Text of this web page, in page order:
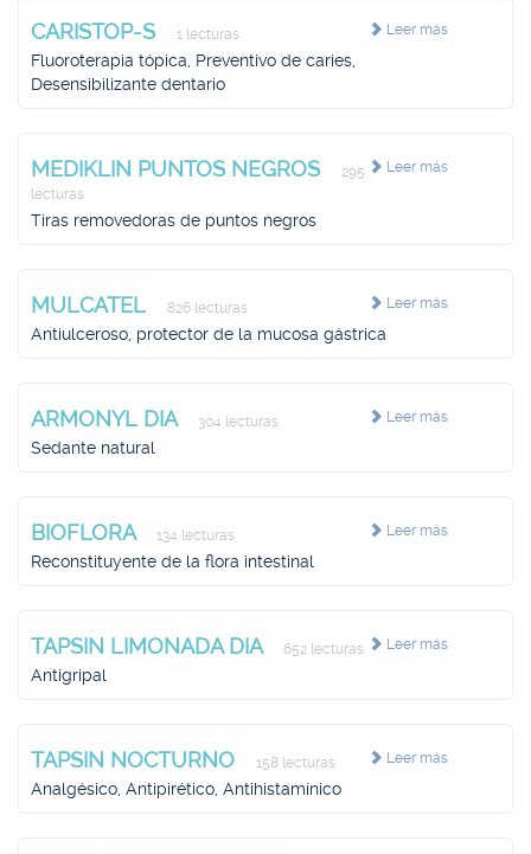
Leer más
CARISTOP-S 1 lecturas
Fluoroterapia tópica, Preventivo de caries,
Desensibilizante dentario
Leer más
MEDIKLIN PUNTOS NEGROS
295
lecturas
Tiras removedoras de puntos negros
Leer más
MULCATEL 826 lecturas
Antiulceroso, protector de la mucosa gástrica
Leer más
ARMONYL DIA 304 lecturas
Sedante natural
Leer más
BIOFLORA 134 lecturas
Reconstituyente de la flora intestinal
Leer más
TAPSIN LIMONADA DIA 652 lecturas
Antigripal
Leer más
TAPSIN NOCTURNO 158 lecturas
Analgésico, Antipirético, Antihistamínico